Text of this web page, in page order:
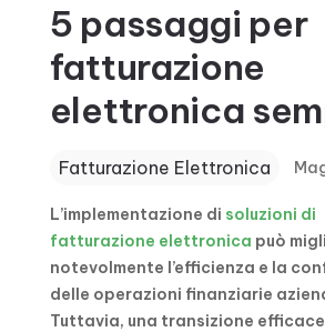
5 passaggi per
fatturazione
elettronica
Fatturazione Elettronica
L’implementazione di soluzioni di
fatturazione elettronica può
notevolmente l’efficienza e la
delle operazioni finanziarie
Tuttavia, una transizione